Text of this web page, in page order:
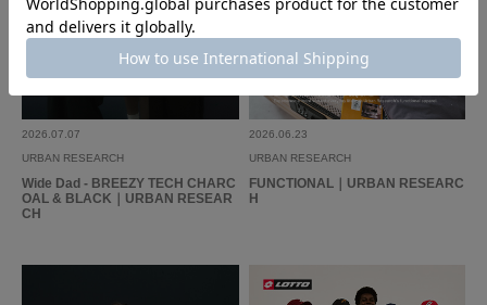
2026.07.07
URBAN RESEARCH
Wide Dad - BREEZY TECH CHARC
OAL & BLACK｜URBAN RESEAR
CH
2026.06.23
URBAN RESEARCH
FUNCTIONAL｜URBAN RESEARC
H